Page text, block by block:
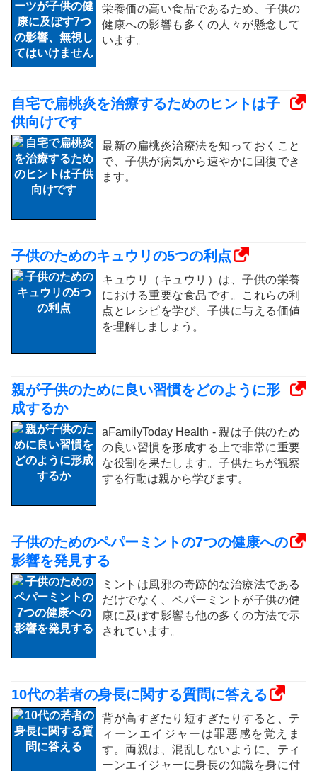
栄養価の高い食品であるため、子供の
健康への影響も多くの人々が懸念して
います。
自宅で扁桃炎を治療するためのヒントは子
供向けです
最新の扁桃炎治療法を知っておくこと
で、子供が病気から速やかに回復でき
ます。
子供のためのキュウリの5つの利点
キュウリ（キュウリ）は、子供の栄養
における重要な食品です。これらの利
点とレシピを学び、子供に与える価値
を理解しましょう。
親が子供のために良い習慣をどのように形
成するか
aFamilyToday Health - 親は子供のため
の良い習慣を形成する上で非常に重要
な役割を果たします。子供たちが観察
する行動は親から学びます。
子供のためのペパーミントの7つの健康への
影響を発見する
ミントは風邪の奇跡的な治療法である
だけでなく、ペパーミントが子供の健
康に及ぼす影響も他の多くの方法で示
されています。
10代の若者の身長に関する質問に答える
背が高すぎたり短すぎたりすると、テ
ィーンエイジャーは罪悪感を覚えま
す。両親は、混乱しないように、ティ
ーンエイジャーに身長の知識を身に付